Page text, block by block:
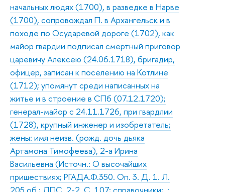
начальных людях (1700), в разведке в Нарве
(1700), сопровождал П. в Архангельск и в
походе по Осударевой дороге (1702), как
майор гвардии подписал смертный приговор
царевичу Алексею (24.06.1718), бригадир,
офицер, записан к поселению на Котлине
(1712); упомянут среди написанных на
житье и в строение в СПб (07.12.1720);
генерал-майор с 24.11.1726, при гвардлии
(1728), крупный инженер и изобретатель;
жены: имя неизв. (рожд. дочь дьяка
Артамона Тимофеева), 2-а Ирина
Васильевна (Источн.: О высочайших
пришествиях; РГАДА.Ф.350. Оп. 3. Д. 1. Л.